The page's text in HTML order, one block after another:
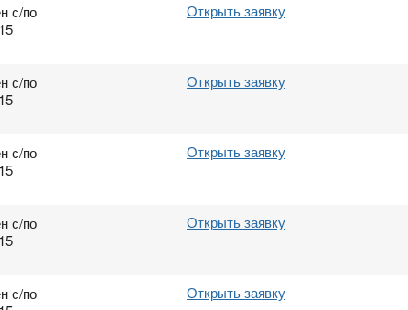
с/по
Открыть заявку
с/по
Открыть заявку
с/по
Открыть заявку
с/по
Открыть заявку
с/по
Открыть заявку